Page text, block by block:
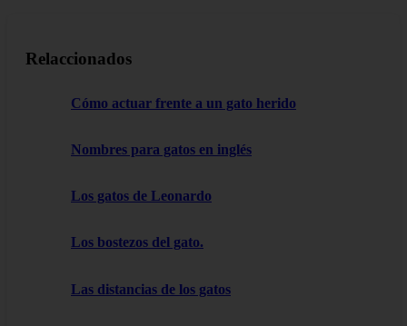
Relaccionados
Cómo actuar frente a un gato herido
Nombres para gatos en inglés
Los gatos de Leonardo
Los bostezos del gato.
Las distancias de los gatos